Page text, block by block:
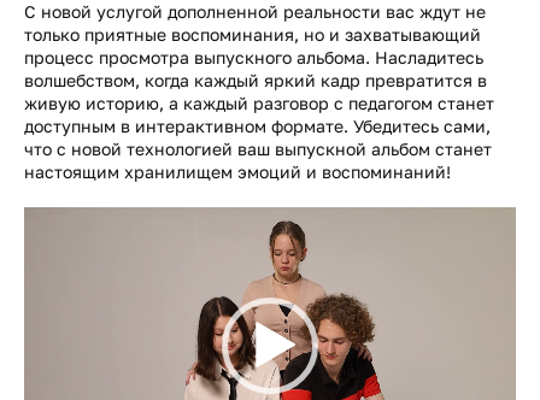
С новой услугой дополненной реальности вас ждут не
только приятные воспоминания, но и захватывающий
процесс просмотра выпускного альбома. Насладитесь
волшебством, когда каждый яркий кадр превратится в
живую историю, а каждый разговор с педагогом станет
доступным в интерактивном формате. Убедитесь сами,
что с новой технологией ваш выпускной альбом станет
настоящим хранилищем эмоций и воспоминаний!